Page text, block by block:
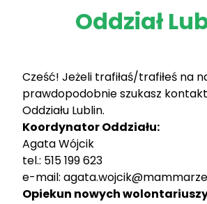
Oddział
Cześć! Jeżeli trafiłaś/trafiłeś na
prawdopodobnie szukasz
Oddziału Lublin.
Koordynator Oddziału:
Agata Wójcik
tel.: 515 199 623
e-mail:
Opiekun nowych